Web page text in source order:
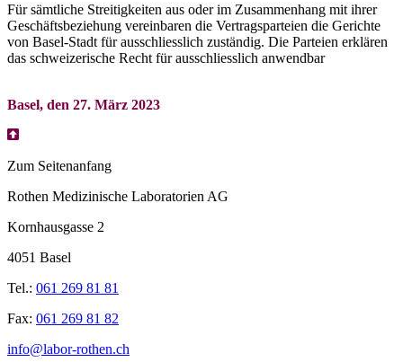
Für sämtliche Streitigkeiten aus oder im Zusammenhang mit ihrer
Geschäftsbeziehung vereinbaren die Vertragsparteien die Gerichte
von Basel-Stadt für ausschliesslich zuständig. Die Parteien erklären
das schweizerische Recht für ausschliesslich anwendbar
Basel, den 27. März 2023
Zum Seitenanfang
Rothen Medizinische Laboratorien AG
Kornhausgasse 2
4051 Basel
Tel.: 061 269 81 81
Fax: 061 269 81 82
info@labor-rothen.ch